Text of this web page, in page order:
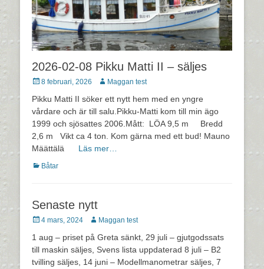
2026-02-08 Pikku Matti II – säljes
Postades
8 februari, 2026 Författare
Maggan test
Pikku Matti II söker ett nytt hem med en yngre
vårdare och är till salu.Pikku-Matti kom till min ägo
1999 och sjösattes 2006.Mått: LÖA 9,5 m Bredd
2,6 m Vikt ca 4 ton. Kom gärna med ett bud! Mauno
Määttälä Läs mer…
Kategorier
Båtar
Senaste nytt
Postades
4 mars, 2024 Författare
Maggan test
1 aug – priset på Greta sänkt, 29 juli – gjutgodssats
till maskin säljes, Svens lista uppdaterad 8 juli – B2
tvilling säljes, 14 juni – Modellmanometrar säljes, 7